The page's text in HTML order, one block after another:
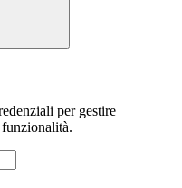
per gestire